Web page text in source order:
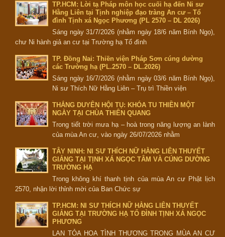
TP.HCM: Lời tạ Pháp môn học cuối hạ đến Ni sư
Hằng Liên tại Tịnh nghiệp đạo tràng An cư – Tổ
đình Tịnh xá Ngọc Phương (PL 2570 – DL 2026)
Sáng ngày 31/7/2026 (nhằm ngày 18/6 năm Bính Ngọ),
chư Ni hành giả an cư tại Trường hạ Tổ đình
TP. Đồng Nai: Thiền viện Pháp Sơn cúng dường
các Trường hạ (PL.2570 – DL.2026)
Sáng ngày 16/7/2026 (nhằm ngày 03/6 năm Bính Ngọ),
Ni sư Thích Nữ Hằng Liên – Trụ trì Thiền viện
THẮNG DUYÊN HỘI TỤ: KHÓA TU THIỀN MỘT
NGÀY TẠI CHÙA THIÊN QUANG
Trong tiết trời mưa hạ – hoà trong năng lượng an lành
của mùa An cư, vào ngày 26/07/2026 nhằm
TÂY NINH: NI SƯ THÍCH NỮ HẰNG LIÊN THUYẾT
GIẢNG TẠI TỊNH XÁ NGỌC TÂM VÀ CÚNG DƯỜNG
TRƯỜNG HẠ
Trong không khí thanh tịnh của mùa An cư Phật lịch
2570, nhận lời thỉnh mời của Ban Chức sự
TP.HCM: NI SƯ THÍCH NỮ HẰNG LIÊN THUYẾT
GIẢNG TẠI TRƯỜNG HẠ TỔ ĐÌNH TỊNH XÁ NGỌC
PHƯƠNG
LAN TỎA HOA TÌNH THƯƠNG TRONG MÙA AN CƯ